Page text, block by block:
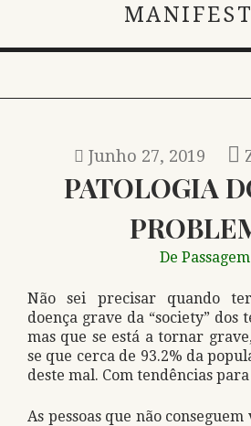
Junho 27, 2019
PATOLOGIA
De Passagem
Não sei precisar quando
doença grave da “society” dos
mas que se está a tornar
se que cerca de 93.2% da
deste mal. Com tendências
As pessoas que não